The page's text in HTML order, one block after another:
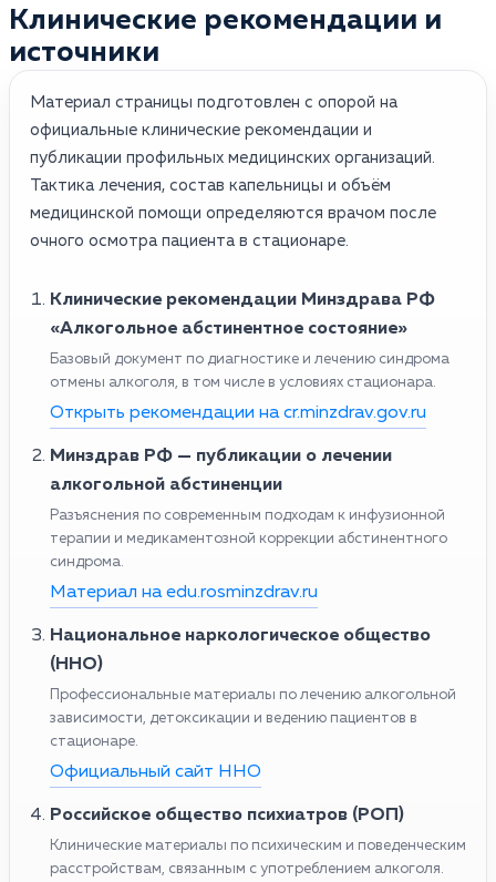
Клинические рекомендации и
источники
Материал страницы подготовлен с опорой на
официальные клинические рекомендации и
публикации профильных медицинских организаций.
Тактика лечения, состав капельницы и объём
медицинской помощи определяются врачом после
очного осмотра пациента в стационаре.
Клинические рекомендации Минздрава РФ
«Алкогольное абстинентное состояние»
Базовый документ по диагностике и лечению синдрома
отмены алкоголя, в том числе в условиях стационара.
Открыть рекомендации на cr.minzdrav.gov.ru
Минздрав РФ — публикации о лечении
алкогольной абстиненции
Разъяснения по современным подходам к инфузионной
терапии и медикаментозной коррекции абстинентного
синдрома.
Материал на edu.rosminzdrav.ru
Национальное наркологическое общество
(ННО)
Профессиональные материалы по лечению алкогольной
зависимости, детоксикации и ведению пациентов в
стационаре.
Официальный сайт ННО
Российское общество психиатров (РОП)
Клинические материалы по психическим и поведенческим
расстройствам, связанным с употреблением алкоголя.